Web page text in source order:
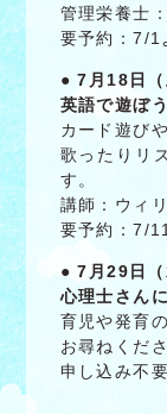
管理栄養士
要予約：7/
● 7月18日
英語で遊ぼう
カード遊び
歌ったりリ
す。
講師：ウィ
要予約：7/
● 7月29日
心理士さん
育児や発育
お尋ねくださ
申し込み不